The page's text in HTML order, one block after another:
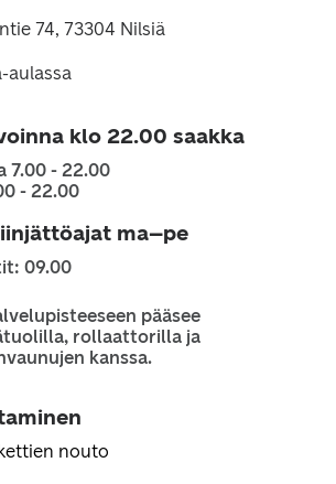
74, 73304 Nilsiä
aulassa
klo 22.00 saakka
7.00 - 22.00
- 22.00
ma–pe
09.00
pääsee
rollaattorilla ja
kanssa.
nouto